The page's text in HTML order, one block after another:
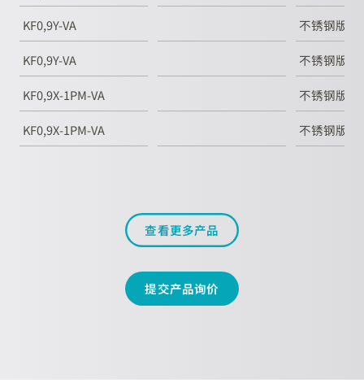
KF0,9Y-VA 不锈钢版
KF0,9Y-VA 不锈钢版
KF0,9X-1PM-VA 不锈钢版
KF0,9X-1PM-VA 不锈钢版
查看更多产品
提交产品询价